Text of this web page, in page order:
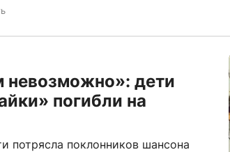
невозможно»: дети
погибли на
потрясла поклонников шансона